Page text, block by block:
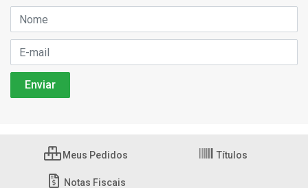
Meus Pedidos Títulos
Notas Fiscais